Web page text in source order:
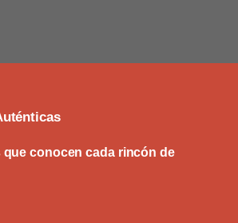
que conocen cada rincón de